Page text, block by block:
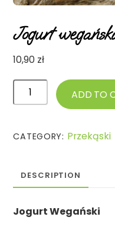
Jogurt wegański
10,90 zł
Jogurt
wegański
ADD TO
CATEGORY: Przekąski
DESCRIPTION
Jogurt Wegański